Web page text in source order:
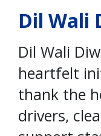
Dil Wali
Dil Wali
heartfelt
thank the
drivers,